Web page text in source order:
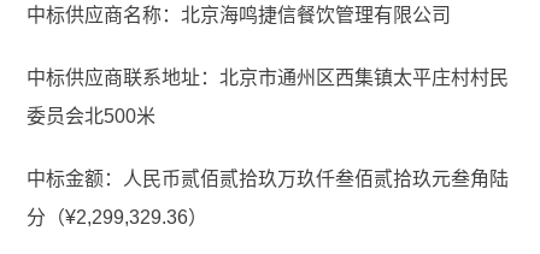
中标供应商名称：北京海鸣捷信餐饮管理有限公司
中标供应商联系地址：北京市通州区西集镇太平庄村村民
委员会北500米
中标金额：人民币贰佰贰拾玖万玖仟叁佰贰拾玖元叁角陆
分（¥2,299,329.36）